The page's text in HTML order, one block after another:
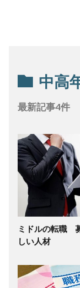
中高
最新記事4件
ミドルの転職
しい人材